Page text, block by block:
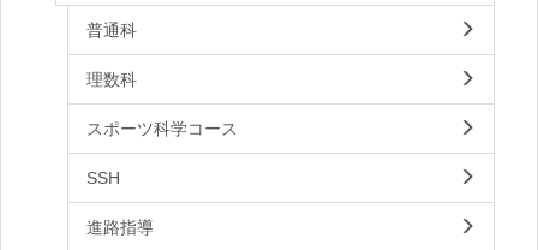
普通科
理数科
スポーツ科学コース
SSH
進路指導